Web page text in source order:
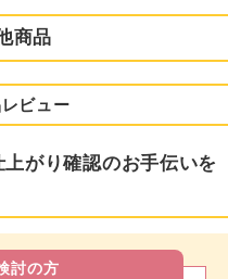
商品
ビュー
がり確認のお手伝いを
討の方